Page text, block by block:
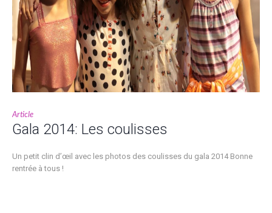
Article
Gala 2014: Les coulisses
Un petit clin d’œil avec les photos des coulisses du gala 2014 Bonne
rentrée à tous !